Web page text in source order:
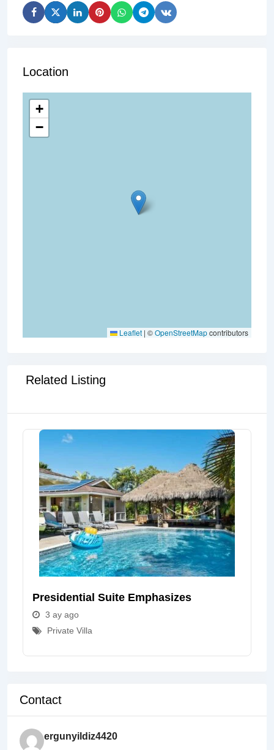
Location
+
−
Leaflet | ©OpenStreetMapcontributors
Related Listing
Presidential Suite Emphasizes
3 ay ago
Private Villa
Contact
ergunyildiz4420